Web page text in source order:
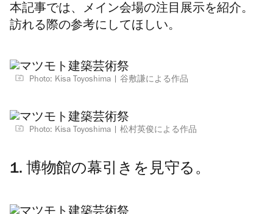
本記事では、メイン会場の注目展示を紹介。
訪れる際の参考にしてほしい。
Photo: Kisa Toyoshima 谷敷謙による作品
Photo: Kisa Toyoshima 松村英俊による作品
1. 博物館の幕引きを見守る。